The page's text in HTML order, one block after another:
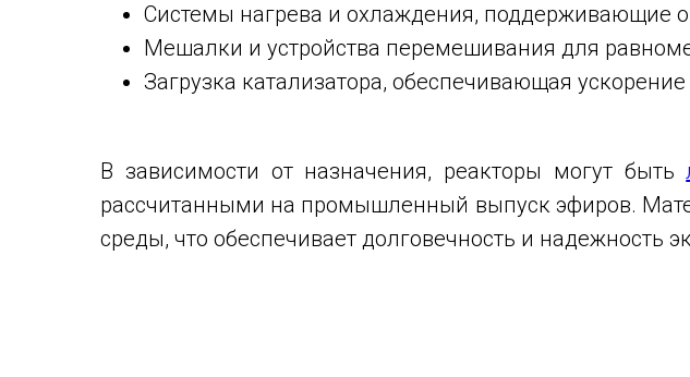
Системы нагрева и охлаждения, поддерживающие
Мешалки и устройства перемешивания для
Загрузка катализатора, обеспечивающая
В зависимости от назначения, реакторы могут быть
рассчитанными на промышленный выпуск эфиров.
среды, что обеспечивает долговечность и надежность